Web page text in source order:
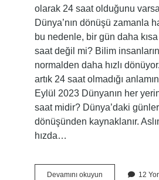
olarak 24 saat olduğunu
Dünya’nın dönüşü zamanla
bu nedenle, bir gün daha
saat değil mi? Bilim
normalden daha hızlı
artık 24 saat olmadığı
Eylül 2023 Dünyanın her
saat midir? Dünya’daki günler
dönüşünden kaynaklanır.
hızda…
Devamını okuyunDünya
12